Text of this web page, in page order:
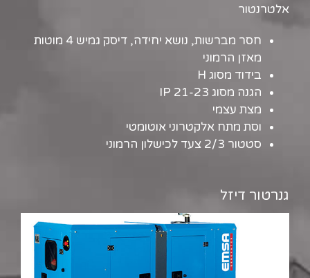
אלטרנטור
חסר מברשות, נושא יחידה, דיסק גמיש 4 מוטות
מאזן הרמוני
בידוד מסוג H
הגנה מסוג IP 21-23
מצת עצמי
וסת מתח אלקטרוני אוטומטי
סטטור 2/3 צעד לכישלון הרמוני
גנרטור דיזל